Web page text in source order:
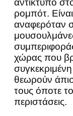
ρομπότ.
αναφερόταν
χώρας που
θεωρούν
τους όποτε
περιστάσεις.